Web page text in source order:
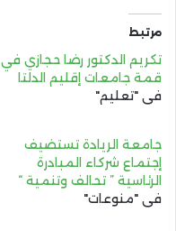
مرتبط
تكريم الدكتور رضا حجازي في
قمة جامعات إقليم الدلتا
في "تعليم"
جامعة الريادة تستضيف
إجتماع شركاء المبادرة
الرئاسية ” تحالف وتنمية “
في "منوعات"